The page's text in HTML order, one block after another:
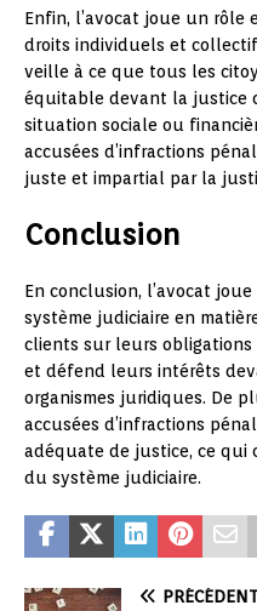
Enfin, l’avocat joue un rôle
droits individuels et
veille à ce que tous les
équitable devant la justice
situation sociale ou
accusées d’infractions
juste et impartial par la
Conclusion
En conclusion, l’avocat
système judiciaire en
clients sur leurs
et défend leurs intérêts
organismes juridiques. De
accusées d’infractions
adéquate de justice, ce qui
du système judiciaire.